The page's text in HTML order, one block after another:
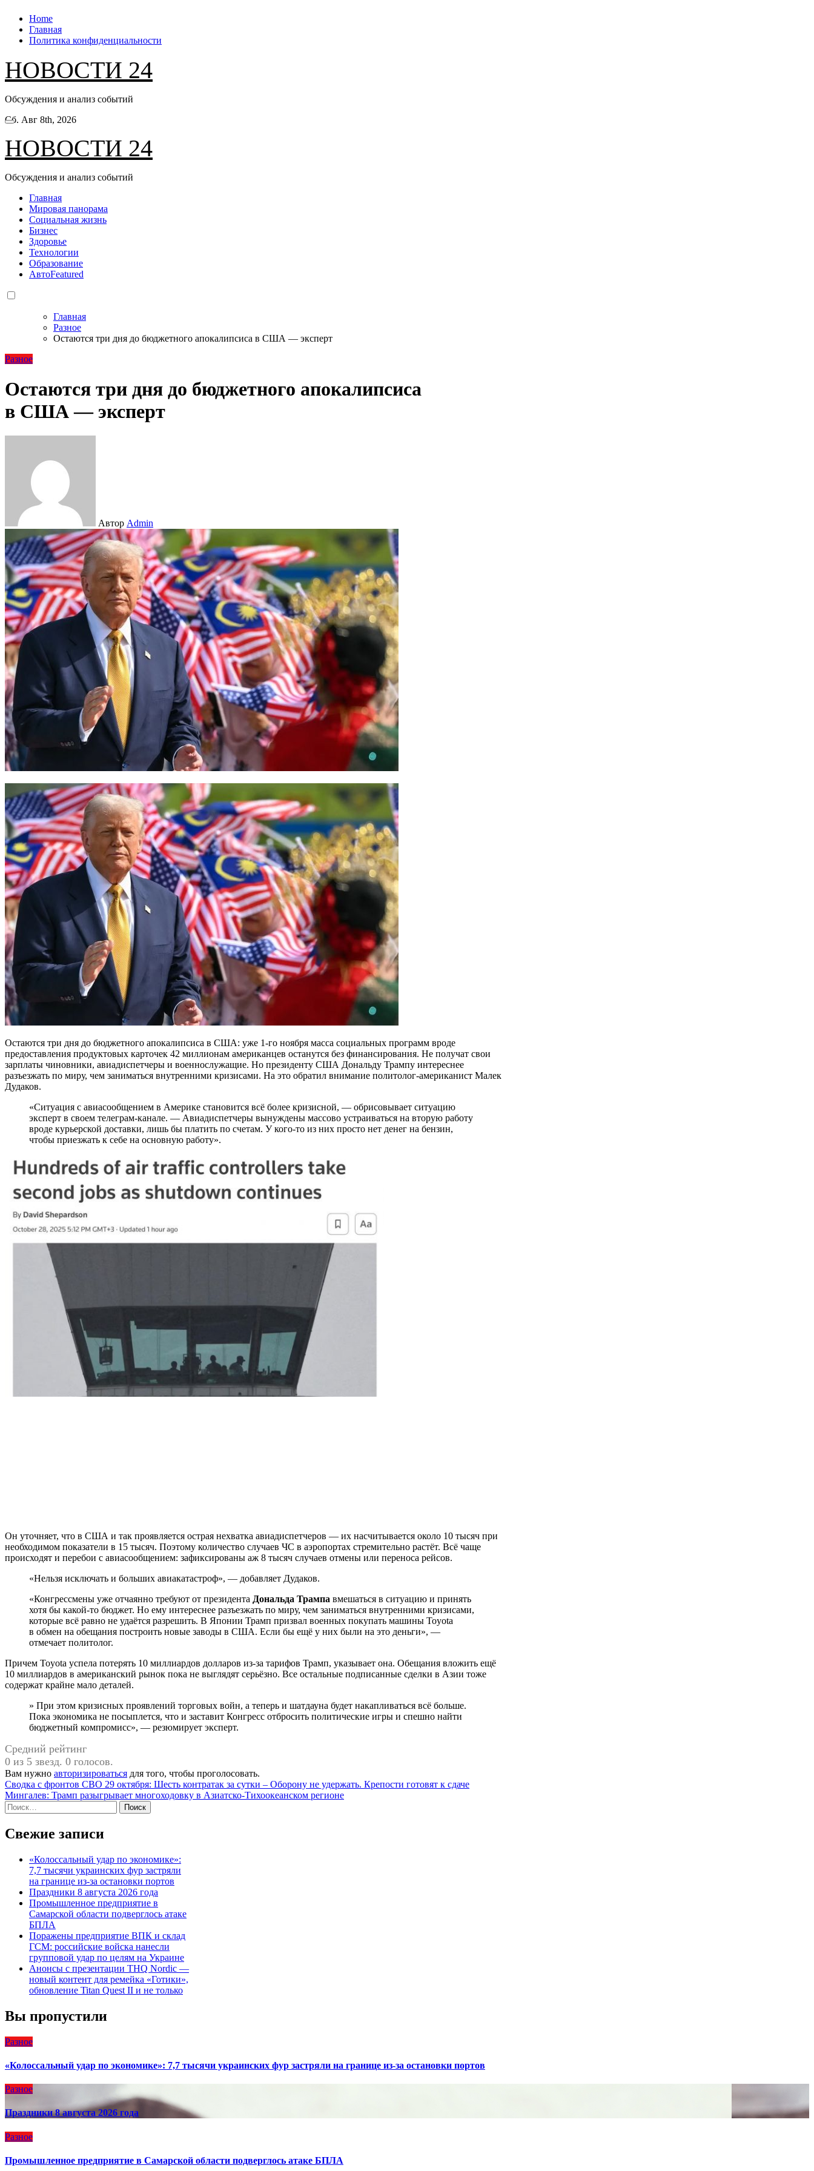
Перейти
содержанию
Home
Главная
Политика конфиденциальности
НОВОСТИ 24
Обсуждения и анализ событий
Сб. Авг 8th, 2026
НОВОСТИ 24
Обсуждения и анализ событий
Главная
Мировая панорама
Социальная жизнь
Бизнес
Здоровье
Технологии
Образование
АвтоFeatured
Главная
Разное
Остаются три дня до бюджетного апокалипсиса в США — эксперт
Разное
Остаются три дня до бюджетного апокалипсиса
в США — эксперт
Автор Admin
Остаются три дня до бюджетного апокалипсиса в США: уже 1-го ноября масса социальных программ вроде
предоставления продуктовых карточек 42 миллионам американцев останутся без финансирования. Не получат свои
зарплаты чиновники, авиадиспетчеры и военнослужащие. Но президенту США Дональду Трампу интереснее
разъезжать по миру, чем заниматься внутренними кризисами. На это обратил внимание политолог-американист Малек
Дудаков.
«Ситуация с авиасообщением в Америке становится всё более кризисной, — обрисовывает ситуацию
эксперт в своем телеграм-канале. — Авиадиспетчеры вынуждены массово устраиваться на вторую работу
вроде курьерской доставки, лишь бы платить по счетам. У кого-то из них просто нет денег на бензин,
чтобы приезжать к себе на основную работу».
Он уточняет, что в США и так проявляется острая нехватка авиадиспетчеров — их насчитывается около 10 тысяч при
необходимом показатели в 15 тысяч. Поэтому количество случаев ЧС в аэропортах стремительно растёт. Всё чаще
происходят и перебои с авиасообщением: зафиксированы аж 8 тысяч случаев отмены или переноса рейсов.
«Нельзя исключать и больших авиакатастроф», — добавляет Дудаков.
«Конгрессмены уже отчаянно требуют от президента Дональда Трампа вмешаться в ситуацию и принять
хотя бы какой-то бюджет. Но ему интереснее разъезжать по миру, чем заниматься внутренними кризисами,
которые всё равно не удаётся разрешить. В Японии Трамп призвал военных покупать машины Toyota
в обмен на обещания построить новые заводы в США. Если бы ещё у них были на это деньги», —
отмечает политолог.
Причем Toyota успела потерять 10 миллиардов долларов из-за тарифов Трамп, указывает она. Обещания вложить ещё
10 миллиардов в американский рынок пока не выглядят серьёзно. Все остальные подписанные сделки в Азии тоже
содержат крайне мало деталей.
» При этом кризисных проявлений торговых войн, а теперь и шатдауна будет накапливаться всё больше.
Пока экономика не посыплется, что и заставит Конгресс отбросить политические игры и спешно найти
бюджетный компромисс», — резюмирует эксперт.
Средний рейтинг
0 из 5 звезд. 0 голосов.
Вам нужно авторизироваться для того, чтобы проголосовать.
Навигация
по
записям
Сводка с фронтов СВО 29 октября: Шесть контратак за сутки – Оборону не удержать. Крепости готовят к сдаче
Мингалев: Трамп разыгрывает многоходовку в Азиатско-Тихоокеанском регионе
Найти:
Свежие записи
«Колоссальный удар по экономике»:
7,7 тысячи украинских фур застряли
на границе из-за остановки портов
Праздники 8 августа 2026 года
Промышленное предприятие в
Самарской области подверглось атаке
БПЛА
Поражены предприятие ВПК и склад
ГСМ: российские войска нанесли
групповой удар по целям на Украине
Анонсы с презентации THQ Nordic —
новый контент для ремейка «Готики»,
обновление Titan Quest II и не только
Вы пропустили
Разное
«Колоссальный удар по экономике»: 7,7 тысячи украинских фур застряли на границе из-за остановки портов
Разное
Праздники 8 августа 2026 года
Разное
Промышленное предприятие в Самарской области подверглось атаке БПЛА